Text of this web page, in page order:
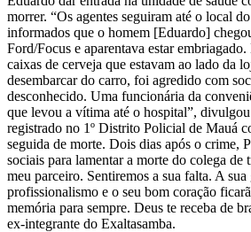
morrer. “Os agentes seguiram até o local
informados que o homem [Eduardo]
Ford/Focus e aparentava estar
caixas de cerveja que estavam ao lado da
desembarcar do carro, foi agredido com
desconhecido. Uma funcionária da
que levou a vítima até o hospital”,
registrado no 1º Distrito Policial de Mauá
seguida de morte. Dois dias após o crime,
sociais para lamentar a morte do colega de
meu parceiro. Sentiremos a sua falta. A sua
profissionalismo e o seu bom coração
memória para sempre. Deus te receba de
ex-integrante do Exaltasamba.